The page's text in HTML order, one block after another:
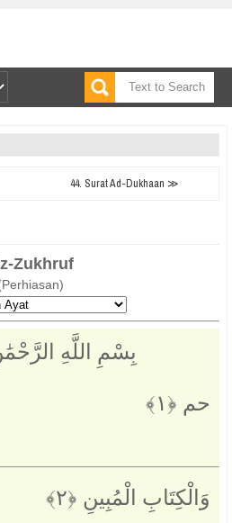
44. Surat Ad-Dukhaan ≫
Zukhruf
بِسْمِ اللَّهِ
حم ‎﴿١﴾‏
وَالْكِتَابِ الْمُبِينِ ‎﴿٢﴾‏